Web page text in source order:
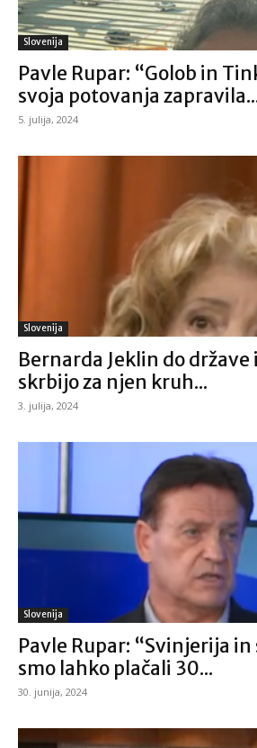
Slovenija
Pavle Rupar: “Golob in
svoja potovanja
5. julija, 2024
Slovenija
Bernarda Jeklin do
skrbijo za njen kruh...
3. julija, 2024
Slovenija
Pavle Rupar: “Svinjerija
smo lahko plačali 30...
30. junija, 2024